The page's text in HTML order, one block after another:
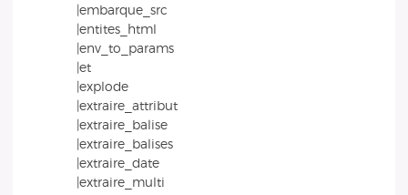
|embarque_src
|entites_html
|env_to_params
|et
|explode
|extraire_attribut
|extraire_balise
|extraire_balises
|extraire_date
|extraire_multi